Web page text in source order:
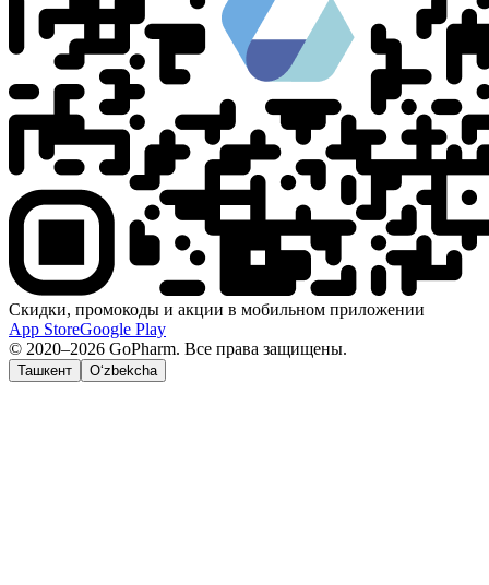
Скидки, промокоды и акции в мобильном приложении
App StoreGoogle Play
© 2020–2026 GoPharm. Все права защищены.
Ташкент O‘zbekcha